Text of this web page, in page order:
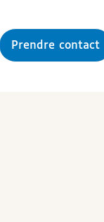
het
Prendre contact